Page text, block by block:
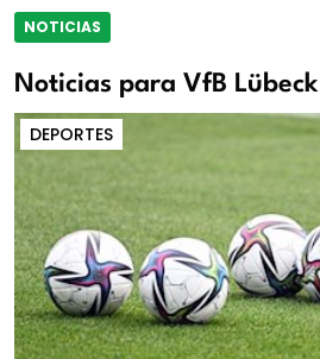
NOTICIAS
Noticias para VfB Lübeck
DEPORTES